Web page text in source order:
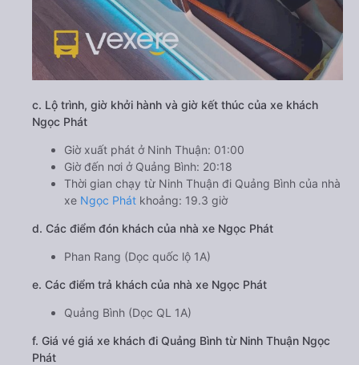
c. Lộ trình, giờ khởi hành và giờ kết thúc của xe khách
Ngọc Phát
Giờ xuất phát ở Ninh Thuận: 01:00
Giờ đến nơi ở Quảng Bình: 20:18
Thời gian chạy từ Ninh Thuận đi Quảng Bình của nhà
xe Ngọc Phát khoảng: 19.3 giờ
d. Các điểm đón khách của nhà xe Ngọc Phát
Phan Rang (Dọc quốc lộ 1A)
e. Các điểm trả khách của nhà xe Ngọc Phát
Quảng Bình (Dọc QL 1A)
f. Giá vé giá xe khách đi Quảng Bình từ Ninh Thuận Ngọc
Phát